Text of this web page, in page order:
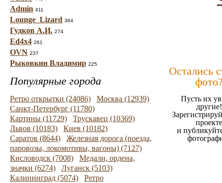
Admin 411
Lounge_Lizard 364
Гудков А.И. 274
Ed4x4 261
OVN 237
Рыковкин Владимир 225
Популярные города
Ретро открытки (24086)
Москва (12939)
Санкт-Петербург (11780)
Картины (11729)
Трускавец (10369)
Львов (10183)
Киев (10182)
Саратов (8644)
Железная дорога (поезда,
паровозы, локомотивы, вагоны) (7127)
Кисловодск (7008)
Медали, ордена,
значки (6274)
Луганск (5103)
Калининград (5074)
Ретро
Остались
Пусть их
другие!
проекте
и